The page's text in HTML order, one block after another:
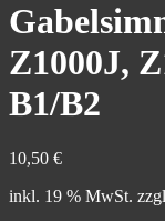
Z1000J,
B1/B2
10,50 €
inkl. 19 % MwSt.